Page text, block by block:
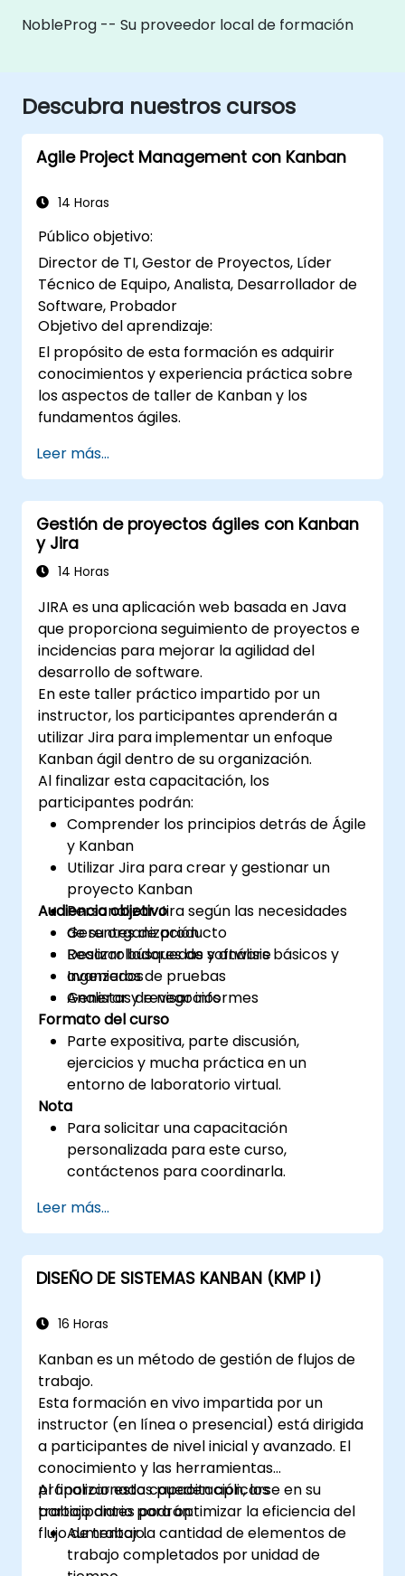
NobleProg -- Su proveedor local de formación
Descubra nuestros cursos
Agile Project Management con Kanban
14 Horas
Público objetivo:
Director de TI, Gestor de Proyectos, Líder
Técnico de Equipo, Analista, Desarrollador de
Software, Probador
Objetivo del aprendizaje:
El propósito de esta formación es adquirir
conocimientos y experiencia práctica sobre
los aspectos de taller de Kanban y los
fundamentos ágiles.
Leer más...
Gestión de proyectos ágiles con Kanban
y Jira
14 Horas
JIRA es una aplicación web basada en Java
que proporciona seguimiento de proyectos e
incidencias para mejorar la agilidad del
desarrollo de software.
En este taller práctico impartido por un
instructor, los participantes aprenderán a
utilizar Jira para implementar un enfoque
Kanban ágil dentro de su organización.
Al finalizar esta capacitación, los
participantes podrán:
Comprender los principios detrás de Ágile
y Kanban
Utilizar Jira para crear y gestionar un
proyecto Kanban
Personalizar Jira según las necesidades
de su organización
Realizar búsquedas y análisis básicos y
avanzados
Generar y revisar informes
Audiencia objetivo
Gerentes de producto
Desarrolladores de software
Ingenieros de pruebas
Analistas de negocios
Formato del curso
Parte expositiva, parte discusión,
ejercicios y mucha práctica en un
entorno de laboratorio virtual.
Nota
Para solicitar una capacitación
personalizada para este curso,
contáctenos para coordinarla.
Leer más...
DISEÑO DE SISTEMAS KANBAN (KMP I)
16 Horas
Kanban es un método de gestión de flujos de
trabajo.
Esta formación en vivo impartida por un
instructor (en línea o presencial) está dirigida
a participantes de nivel inicial y avanzado. El
conocimiento y las herramientas
proporcionados pueden aplicarse en su
trabajo diario para optimizar la eficiencia del
flujo de trabajo.
Al finalizar esta capacitación, los
participantes podrán:
Aumentar la cantidad de elementos de
trabajo completados por unidad de